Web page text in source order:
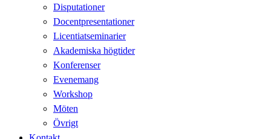
Disputationer
Docentpresentationer
Licentiatseminarier
Akademiska högtider
Konferenser
Evenemang
Workshop
Möten
Övrigt